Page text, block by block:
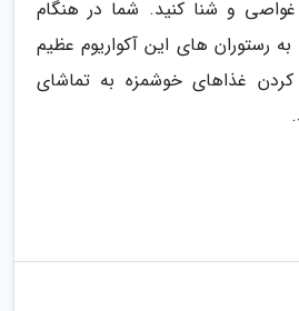
غواصی و شنا کنید. شما در هنگام
رستوران های این آکواریوم عظیم
کردن غذاهای خوشمزه به تماشای